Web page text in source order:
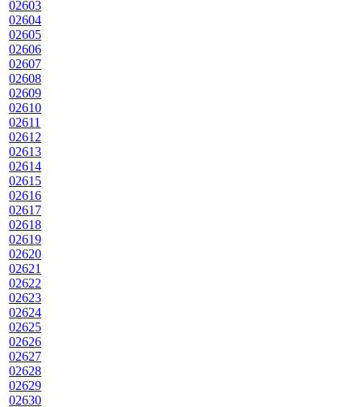
02603
02604
02605
02606
02607
02608
02609
02610
02611
02612
02613
02614
02615
02616
02617
02618
02619
02620
02621
02622
02623
02624
02625
02626
02627
02628
02629
02630